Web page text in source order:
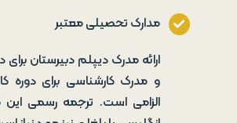
مدارک تحصیلی معتبر
ارائه مدرک دیپلم دبیرستان برای
و مدرک کارشناسی برای دوره
الزامی است. ترجمه رسمی این